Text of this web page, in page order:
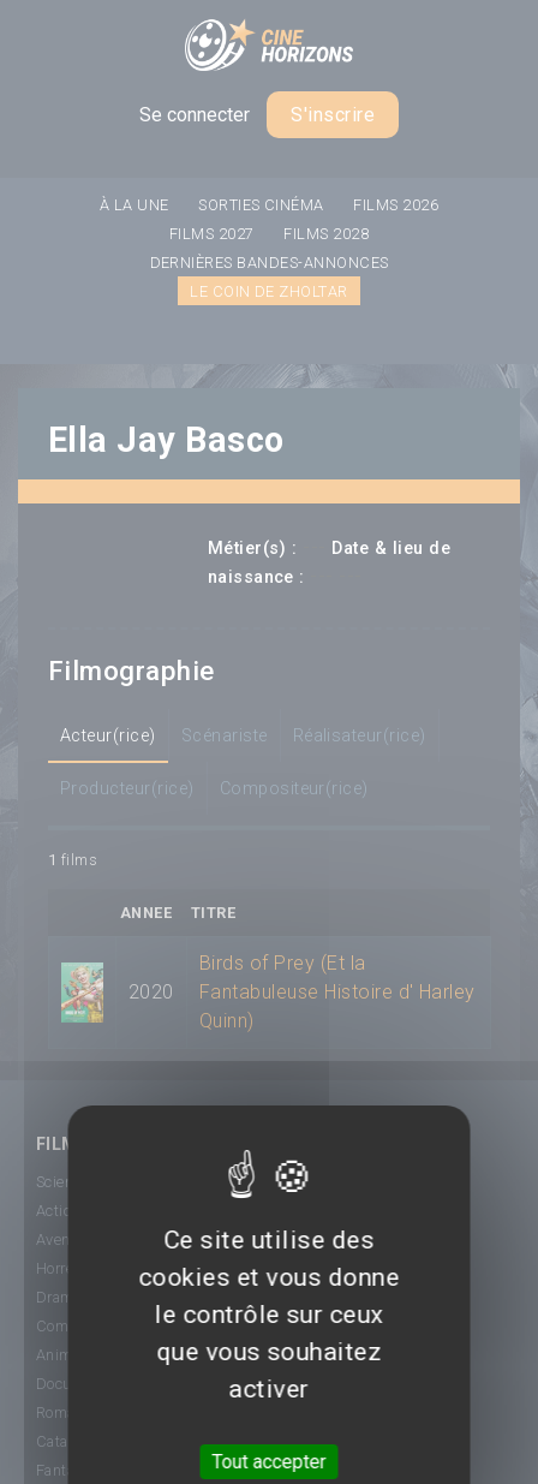
Se connecter S'inscrire
À LA UNE SORTIES CINÉMA
FILMS 2026
FILMS 2027
FILMS 2028
DERNIÈRES BANDES-ANNONCES
LE COIN DE ZHOLTAR
Ella Jay Basco
Métier(s) :
Date & lieu de
naissance :
Filmographie
Acteur(rice) Scénariste Réalisateur(rice)
Producteur(rice) Compositeur(rice)
1 films
ANNEE TITRE
2020
Birds of Prey (Et la
Fantabuleuse Histoire d' Harley
Quinn)
FILMS
Science-Fiction
Action
Aventure
Horreur
Drame
Comédie
Animation
Documentaire
Romance
Catastrophe
Fantastique
Panneau de gestion des cookies
Ce site utilise des
cookies et vous donne
le contrôle sur ceux
que vous souhaitez
activer
Tout accepter